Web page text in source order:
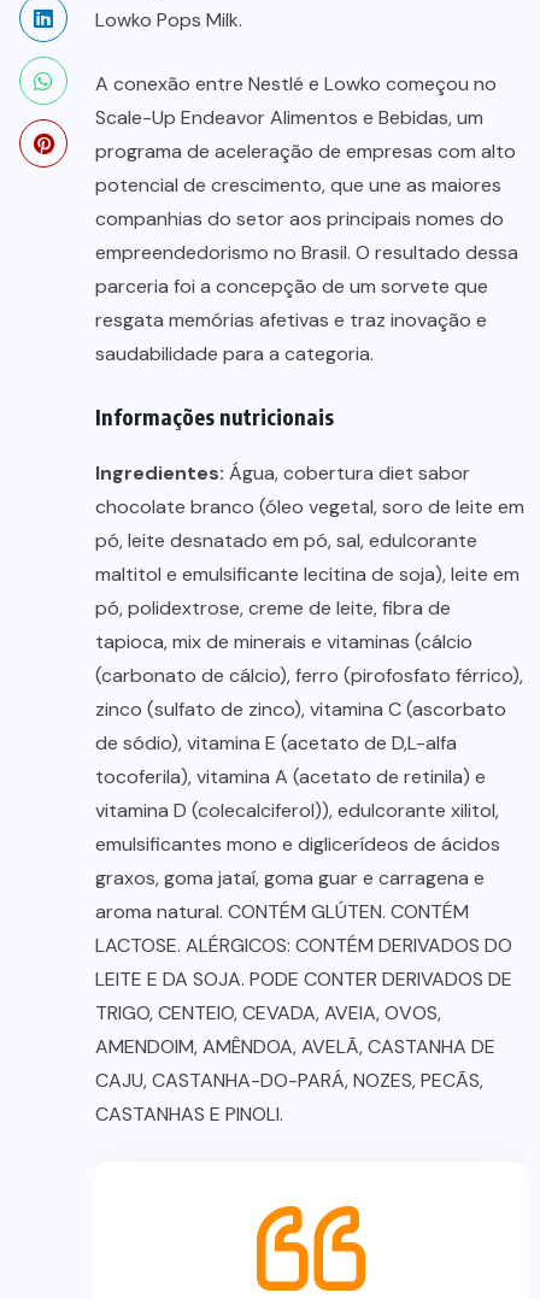
Lowko Pops Milk.
A conexão entre Nestlé e Lowko começou no
Scale-Up Endeavor Alimentos e Bebidas, um
programa de aceleração de empresas com alto
potencial de crescimento, que une as maiores
companhias do setor aos principais nomes do
empreendedorismo no Brasil. O resultado dessa
parceria foi a concepção de um sorvete que
resgata memórias afetivas e traz inovação e
saudabilidade para a categoria.
Informações nutricionais
Ingredientes: Água, cobertura diet sabor
chocolate branco (óleo vegetal, soro de leite em
pó, leite desnatado em pó, sal, edulcorante
maltitol e emulsificante lecitina de soja), leite em
pó, polidextrose, creme de leite, fibra de
tapioca, mix de minerais e vitaminas (cálcio
(carbonato de cálcio), ferro (pirofosfato férrico),
zinco (sulfato de zinco), vitamina C (ascorbato
de sódio), vitamina E (acetato de D,L-alfa
tocoferila), vitamina A (acetato de retinila) e
vitamina D (colecalciferol)), edulcorante xilitol,
emulsificantes mono e diglicerídeos de ácidos
graxos, goma jataí, goma guar e carragena e
aroma natural. CONTÉM GLÚTEN. CONTÉM
LACTOSE. ALÉRGICOS: CONTÉM DERIVADOS DO
LEITE E DA SOJA. PODE CONTER DERIVADOS DE
TRIGO, CENTEIO, CEVADA, AVEIA, OVOS,
AMENDOIM, AMÊNDOA, AVELÃ, CASTANHA DE
CAJU, CASTANHA-DO-PARÁ, NOZES, PECÃS,
CASTANHAS E PINOLI.